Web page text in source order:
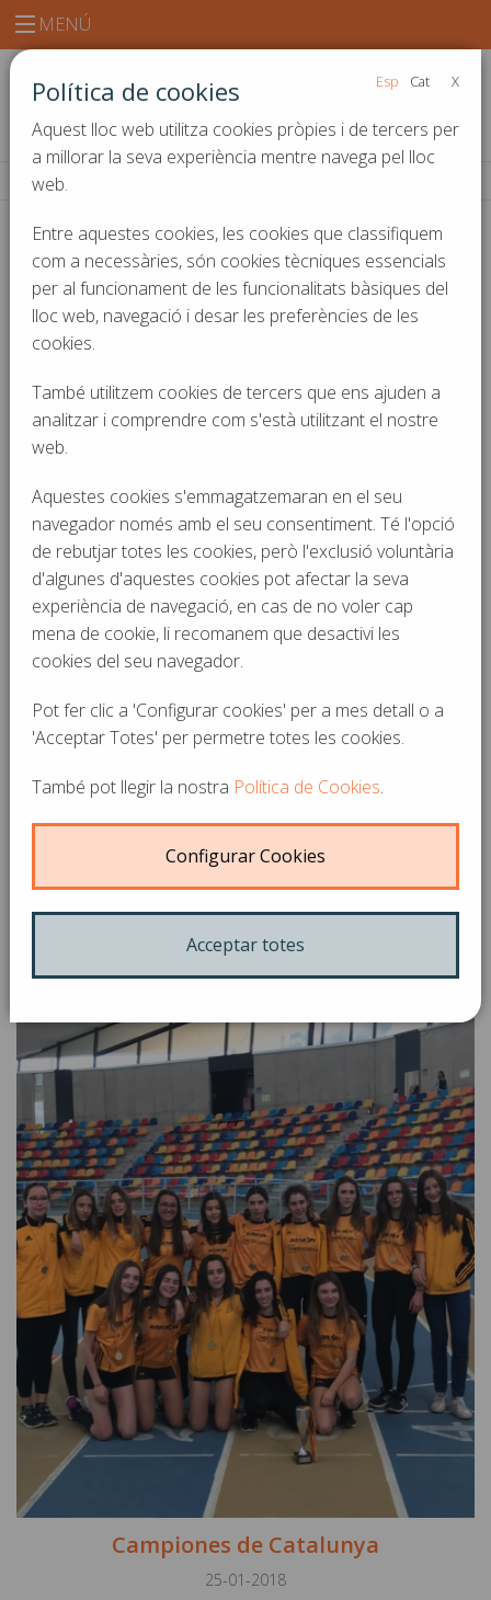
MENÚ
Notícies i actualitat
El teu ascensor compleix amb la
normativa vigent?
27-03-2018
persones cada dia; com a...
La Federació Empresarial Espanyola
d'Ascensors publica la 'Guia de bones
pràctiques en l'ús d'ascensors'
Amb l'objectiu de millorar la seguretat en els ascensors i tenint
Campiones de Catalunya
25-01-2018
X
Cat
Esp
Política de cookies
Aquest lloc web utilitza cookies pròpies i de tercers per
a millorar la seva experiència mentre navega pel lloc
web.
Entre aquestes cookies, les cookies que classifiquem
com a necessàries, són cookies tècniques essencials
per al funcionament de les funcionalitats bàsiques del
lloc web, navegació i desar les preferències de les
cookies.
També utilitzem cookies de tercers que ens ajuden a
analitzar i comprendre com s'està utilitzant el nostre
web.
Aquestes cookies s'emmagatzemaran en el seu
navegador només amb el seu consentiment. Té l'opció
de rebutjar totes les cookies, però l'exclusió voluntària
d'algunes d'aquestes cookies pot afectar la seva
experiència de navegació, en cas de no voler cap
mena de cookie, li recomanem que desactivi les
cookies del seu navegador.
Pot fer clic a 'Configurar cookies' per a mes detall o a
'Acceptar Totes' per permetre totes les cookies.
També pot llegir la nostra Política de Cookies.
Configurar Cookies
Acceptar totes